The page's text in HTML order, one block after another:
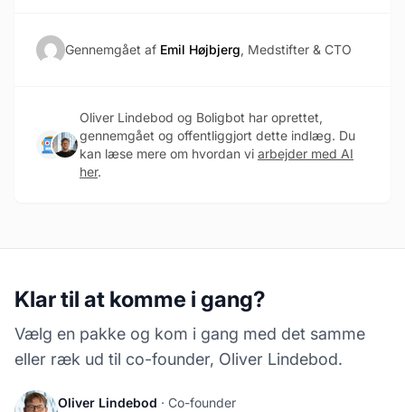
Gennemgået af Emil Højbjerg, Medstifter & CTO
Oliver Lindebod og Boligbot har oprettet,
gennemgået og offentliggjort dette indlæg. Du
kan læse mere om hvordan vi arbejder med AI
her.
Klar til at komme i gang?
Vælg en pakke og kom i gang med det samme
eller ræk ud til co-founder, Oliver Lindebod.
Oliver Lindebod · Co-founder